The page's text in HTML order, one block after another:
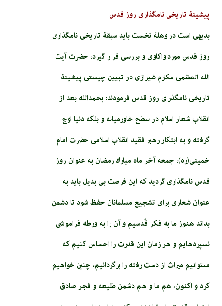
پیشینۀ تاریخی نامگذاری روز قدس
بدیهی است در وهلۀ نخست باید سبقۀ تاریخی نامگذاری
روز قدس مورد واکاوی و بررسی قرار گیرد، حضرت آیت
الله العظمی مکارم شیرازی در تبیین چیستی پیشینۀ
تاریخی نامگذرای روز قدس فرمودند: بحمدالله بعد از
انقلاب شعار اسلام در سطح خاورميانه و بلكه دنيا اوج
گرفته و به ابتكار رهبر فقید انقلاب اسلامی حضرت امام
خمینی(ره)، جمعه آخر ماه مبارك رمضان به عنوان روز
قدس‏ نامگذارى گردید که اين فرصت بی بدیل بايد به
عنوان شعارى براى تشجيع مسلمانان حفظ شود تا دشمن
بداند هنوز ما به فكر قُدسيم و آن را به ورطه فراموشى
نسپرده‏ايم و هر زمان اين قدرت را احساس كنيم كه
مى‏توانيم ميراث از دست رفته را برگردانيم، چنين خواهيم
كرد و اكنون، هم ما و هم دشمن طليعه و فجر صادق